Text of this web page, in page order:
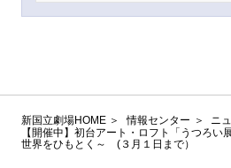
新国立劇場HOME 情報センター
ニ
【開催中】初台アート・ロフト「うつろい
世界をひもとく～ (３月１日まで）